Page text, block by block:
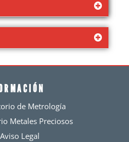
de Metrología
Metales Preciosos
Aviso Legal